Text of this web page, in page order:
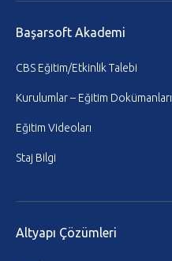
Başarsoft Akademi
CBS Eğitim/Etkinlik Talebi
Kurulumlar – Eğitim Dokümanları
Eğitim Videoları
Staj Bilgi
Altyapı Çözümleri